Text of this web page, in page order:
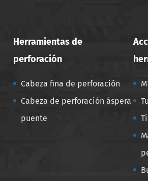
Herramientas de
perforación
Cabeza fina de perforación
Cabeza de perforación áspera
puente